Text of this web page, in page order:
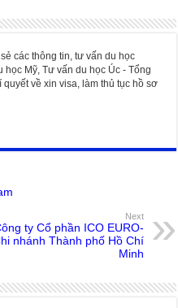
các thông tin, tư vấn du học
học Mỹ, Tư vấn du học Úc - Tổng
về xin visa, làm thủ tục hồ sơ
Next
ty Cổ phần ICO EURO-
nhánh Thành phố Hồ Chí
Minh